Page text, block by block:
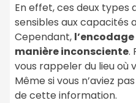
En effet, ces deux types
sensibles aux capacités
Cependant,
manière inconsciente.
vous rappeler du lieu où
Même si vous n’aviez
de cette information.